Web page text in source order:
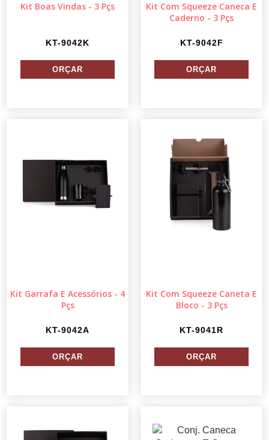
Kit Boas Vindas - 3 Pçs
KT-9042K
Kit Com Squeeze Caneca E
Caderno - 3 Pçs
KT-9042F
Kit Garrafa E Acessórios - 4
Pçs
KT-9042A
Kit Com Squeeze Caneta E
Bloco - 3 Pçs
KT-9041R